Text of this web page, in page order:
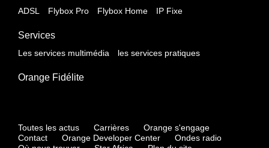
ADSL Flybox Pro Flybox Home IP Fixe
Services
Les services multimédia les services pratiques
Orange Fidélite
Toutes les actus Carrières
Orange s'engage
Contact
Orange Developer Center
Ondes radio